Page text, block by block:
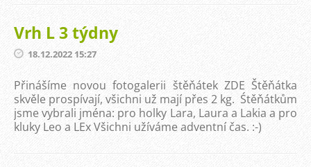
Vrh L 3 týdny
18.12.2022 15:27
Přinášíme novou fotogalerii štěňátek ZDE Štěňátka
skvěle prospívají, všichni už mají přes 2 kg. Śtěňátkům
jsme vybrali jména: pro holky Lara, Laura a Lakia a pro
kluky Leo a LEx Všichni užíváme adventní čas. :-)